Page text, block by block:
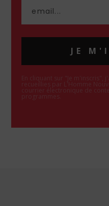
JE
En cliquant sur "Je m'inscris",
recueillies par L'Homme
courrier électronique de
programmes.